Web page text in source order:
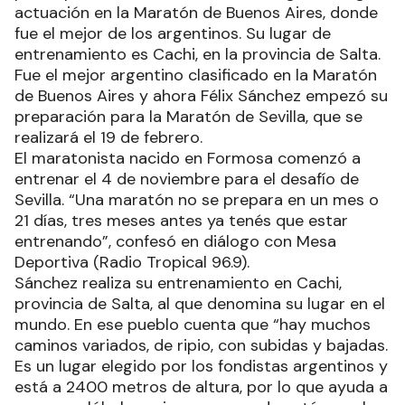
actuación en la Maratón de Buenos Aires, donde
fue el mejor de los argentinos. Su lugar de
entrenamiento es Cachi, en la provincia de Salta.
Fue el mejor argentino clasificado en la Maratón
de Buenos Aires y ahora Félix Sánchez empezó su
preparación para la Maratón de Sevilla, que se
realizará el 19 de febrero.
El maratonista nacido en Formosa comenzó a
entrenar el 4 de noviembre para el desafío de
Sevilla. “Una maratón no se prepara en un mes o
21 días, tres meses antes ya tenés que estar
entrenando”, confesó en diálogo con Mesa
Deportiva (Radio Tropical 96.9).
Sánchez realiza su entrenamiento en Cachi,
provincia de Salta, al que denomina su lugar en el
mundo. En ese pueblo cuenta que “hay muchos
caminos variados, de ripio, con subidas y bajadas.
Es un lugar elegido por los fondistas argentinos y
está a 2400 metros de altura, por lo que ayuda a